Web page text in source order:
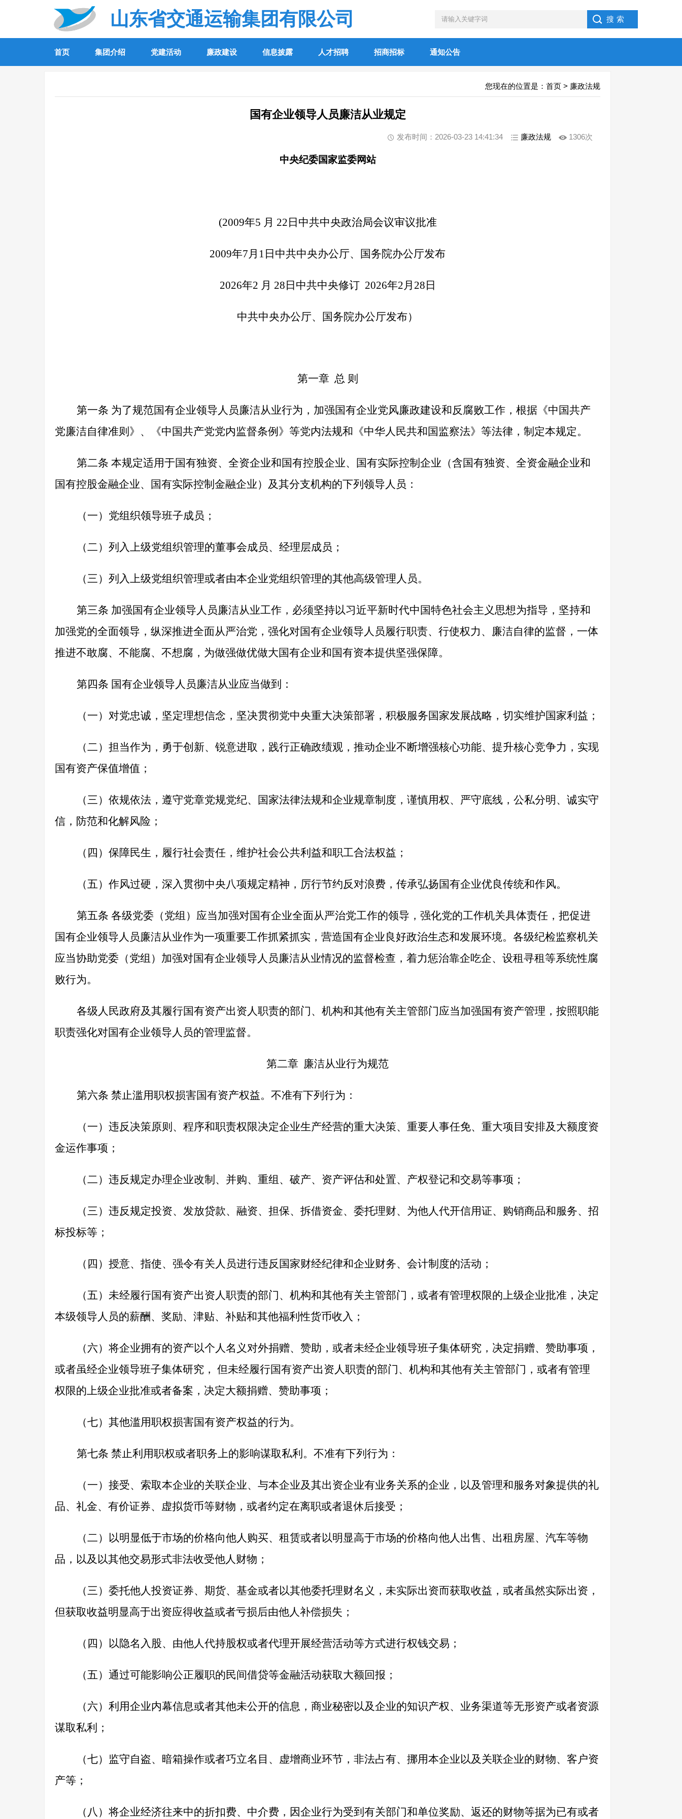
山东省交通运输集团有限公司
首页 集团介绍 党建活动 廉政建设 信息披露 人才招聘 招商招标 通知公告
您现在的位置是： 首页 > 廉政法规
国有企业领导人员廉洁从业规定
1306次
廉政法规
发布时间：2026-03-23 14:41:34
中央纪委国家监委网站
(2009年5 月 22日中共中央政治局会议审议批准
2009年7月1日中共中央办公厅、国务院办公厅发布
2026年2 月 28日中共中央修订 2026年2月28日
中共中央办公厅、国务院办公厅发布）
第一章 总 则
第一条 为了规范国有企业领导人员廉洁从业行为，加强国有企业党风廉政建设和反腐败工作，根据《中国共产
党廉洁自律准则》、《中国共产党党内监督条例》等党内法规和《中华人民共和国监察法》等法律，制定本规定。
第二条 本规定适用于国有独资、全资企业和国有控股企业、国有实际控制企业（含国有独资、全资金融企业和
国有控股金融企业、国有实际控制金融企业）及其分支机构的下列领导人员：
（一）党组织领导班子成员；
（二）列入上级党组织管理的董事会成员、经理层成员；
（三）列入上级党组织管理或者由本企业党组织管理的其他高级管理人员。
第三条 加强国有企业领导人员廉洁从业工作，必须坚持以习近平新时代中国特色社会主义思想为指导，坚持和
加强党的全面领导，纵深推进全面从严治党，强化对国有企业领导人员履行职责、行使权力、廉洁自律的监督，一体
推进不敢腐、不能腐、不想腐，为做强做优做大国有企业和国有资本提供坚强保障。
第四条 国有企业领导人员廉洁从业应当做到：
（一）对党忠诚，坚定理想信念，坚决贯彻党中央重大决策部署，积极服务国家发展战略，切实维护国家利益；
（二）担当作为，勇于创新、锐意进取，践行正确政绩观，推动企业不断增强核心功能、提升核心竞争力，实现
国有资产保值增值；
（三）依规依法，遵守党章党规党纪、国家法律法规和企业规章制度，谨慎用权、严守底线，公私分明、诚实守
信，防范和化解风险；
（四）保障民生，履行社会责任，维护社会公共利益和职工合法权益；
（五）作风过硬，深入贯彻中央八项规定精神，厉行节约反对浪费，传承弘扬国有企业优良传统和作风。
第五条 各级党委（党组）应当加强对国有企业全面从严治党工作的领导，强化党的工作机关具体责任，把促进
国有企业领导人员廉洁从业作为一项重要工作抓紧抓实，营造国有企业良好政治生态和发展环境。各级纪检监察机关
应当协助党委（党组）加强对国有企业领导人员廉洁从业情况的监督检查，着力惩治靠企吃企、设租寻租等系统性腐
败行为。
各级人民政府及其履行国有资产出资人职责的部门、机构和其他有关主管部门应当加强国有资产管理，按照职能
职责强化对国有企业领导人员的管理监督。
第二章 廉洁从业行为规范
第六条 禁止滥用职权损害国有资产权益。不准有下列行为：
（一）违反决策原则、程序和职责权限决定企业生产经营的重大决策、重要人事任免、重大项目安排及大额度资
金运作事项；
（二）违反规定办理企业改制、并购、重组、破产、资产评估和处置、产权登记和交易等事项；
（三）违反规定投资、发放贷款、融资、担保、拆借资金、委托理财、为他人代开信用证、购销商品和服务、招
标投标等；
（四）授意、指使、强令有关人员进行违反国家财经纪律和企业财务、会计制度的活动；
（五）未经履行国有资产出资人职责的部门、机构和其他有关主管部门，或者有管理权限的上级企业批准，决定
本级领导人员的薪酬、奖励、津贴、补贴和其他福利性货币收入；
（六）将企业拥有的资产以个人名义对外捐赠、赞助，或者未经企业领导班子集体研究，决定捐赠、赞助事项，
或者虽经企业领导班子集体研究， 但未经履行国有资产出资人职责的部门、机构和其他有关主管部门，或者有管理
权限的上级企业批准或者备案，决定大额捐赠、赞助事项；
（七）其他滥用职权损害国有资产权益的行为。
第七条 禁止利用职权或者职务上的影响谋取私利。不准有下列行为：
（一）接受、索取本企业的关联企业、与本企业及其出资企业有业务关系的企业，以及管理和服务对象提供的礼
品、礼金、有价证券、虚拟货币等财物，或者约定在离职或者退休后接受；
（二）以明显低于市场的价格向他人购买、租赁或者以明显高于市场的价格向他人出售、出租房屋、汽车等物
品，以及以其他交易形式非法收受他人财物；
（三）委托他人投资证券、期货、基金或者以其他委托理财名义，未实际出资而获取收益，或者虽然实际出资，
但获取收益明显高于出资应得收益或者亏损后由他人补偿损失；
（四）以隐名入股、由他人代持股权或者代理开展经营活动等方式进行权钱交易；
（五）通过可能影响公正履职的民间借贷等金融活动获取大额回报；
（六）利用企业内幕信息或者其他未公开的信息，商业秘密以及企业的知识产权、业务渠道等无形资产或者资源
谋取私利；
（七）监守自盗、暗箱操作或者巧立名目、虚增商业环节，非法占有、挪用本企业以及关联企业的财物、客户资
产等；
（八）将企业经济往来中的折扣费、中介费，因企业行为受到有关部门和单位奖励、返还的财物等据为已有或者